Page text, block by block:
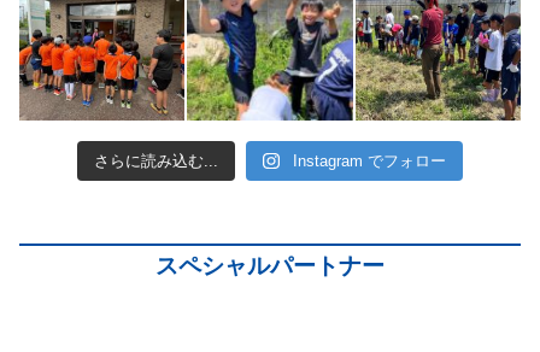
さらに読み込む... Instagram でフォロー
スペシャルパートナー